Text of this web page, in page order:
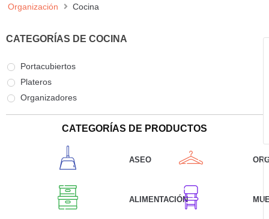
Organización
Cocina
CATEGORÍAS DE COCINA
Portacubiertos
Plateros
Organizadores
CATEGORÍAS DE PRODUCTOS
ASEO
ALIMENTACIÓN